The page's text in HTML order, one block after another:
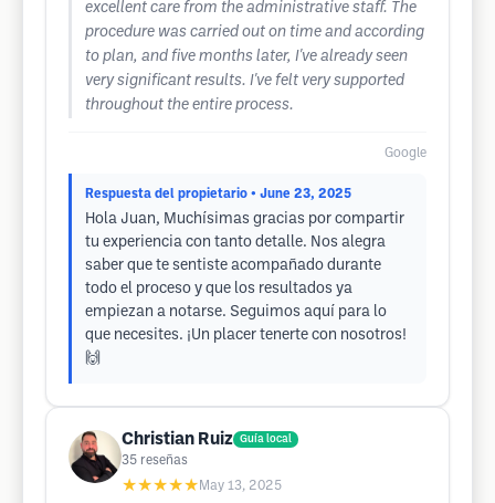
excellent care from the administrative staff. The
procedure was carried out on time and according
to plan, and five months later, I've already seen
very significant results. I've felt very supported
throughout the entire process.
Google
Respuesta del propietario • June 23, 2025
Hola Juan, Muchísimas gracias por compartir
tu experiencia con tanto detalle. Nos alegra
saber que te sentiste acompañado durante
todo el proceso y que los resultados ya
empiezan a notarse. Seguimos aquí para lo
que necesites. ¡Un placer tenerte con nosotros!
🙌
Christian Ruiz Guía local
35 reseñas
★★★★★ May 13, 2025